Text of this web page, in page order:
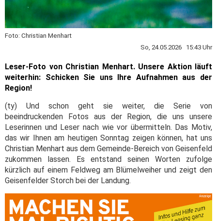
Foto: Christian Menhart
So, 24.05.2026 15:43 Uhr
Leser-Foto von Christian Menhart. Unsere Aktion läuft
weiterhin: Schicken Sie uns Ihre Aufnahmen aus der
Region!
(ty) Und schon geht sie weiter, die Serie von
beeindruckenden Fotos aus der Region, die uns unsere
Leserinnen und Leser nach wie vor übermitteln. Das Motiv,
das wir Ihnen am heutigen Sonntag zeigen können, hat uns
Christian Menhart aus dem Gemeinde-Bereich von Geisenfeld
zukommen lassen. Es entstand seinen Worten zufolge
kürzlich auf einem Feldweg am Blümelweiher und zeigt den
Geisenfelder Storch bei der Landung.